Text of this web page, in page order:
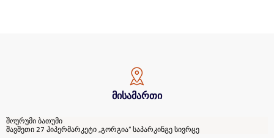
მისამართი
შოურუმი ბათუმი
შავშეთი 27 ჰიპერმარკეტი „გორგია“ საპარკინგე სივრცე